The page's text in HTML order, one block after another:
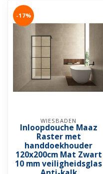
-17%
WIESBADEN
Inloopdouche Maaz
Raster met
handdoekhouder
120x200cm Mat Zwart
10 mm veiligheidsglas